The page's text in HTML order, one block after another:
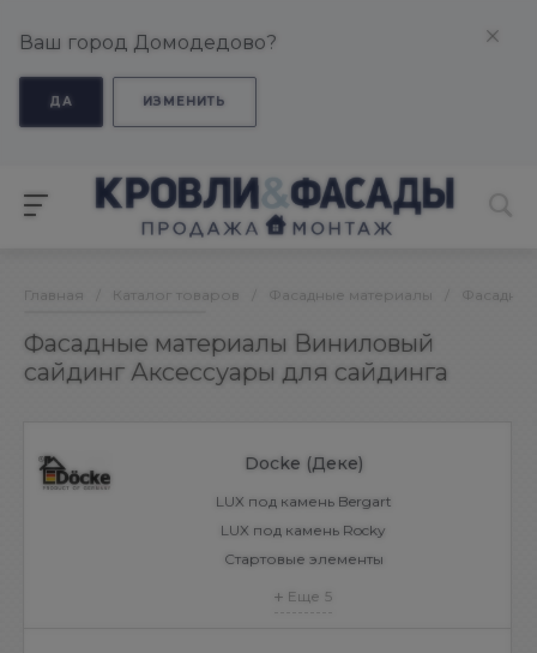
Ваш город Домодедово?
ДА ИЗМЕНИТЬ
Главная Каталог товаров Фасадные материалы
Фасадные материалы Виниловый
сайдинг Аксессуары для сайдинга
Docke (Деке)
LUX под камень Bergart
LUX под камень Rocky
Стартовые элементы
Еще 5